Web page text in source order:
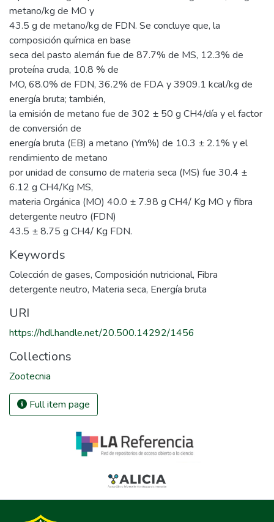
metano/kg de MO y
43.5 g de metano/kg de FDN. Se concluye que, la
composición química en base
seca del pasto alemán fue de 87.7% de MS, 12.3% de
proteína cruda, 10.8 % de
MO, 68.0% de FDN, 36.2% de FDA y 3909.1 kcal/kg de
energía bruta; también,
la emisión de metano fue de 302 ± 50 g CH4/día y el factor
de conversión de
energía bruta (EB) a metano (Ym%) de 10.3 ± 2.1% y el
rendimiento de metano
por unidad de consumo de materia seca (MS) fue 30.4 ±
6.12 g CH4/Kg MS,
materia Orgánica (MO) 40.0 ± 7.98 g CH4/ Kg MO y fibra
detergente neutro (FDN)
43.5 ± 8.75 g CH4/ Kg FDN.
Keywords
Colección de gases, Composición nutricional, Fibra
detergente neutro, Materia seca, Energía bruta
URI
https://hdl.handle.net/20.500.14292/1456
Collections
Zootecnia
Full item page